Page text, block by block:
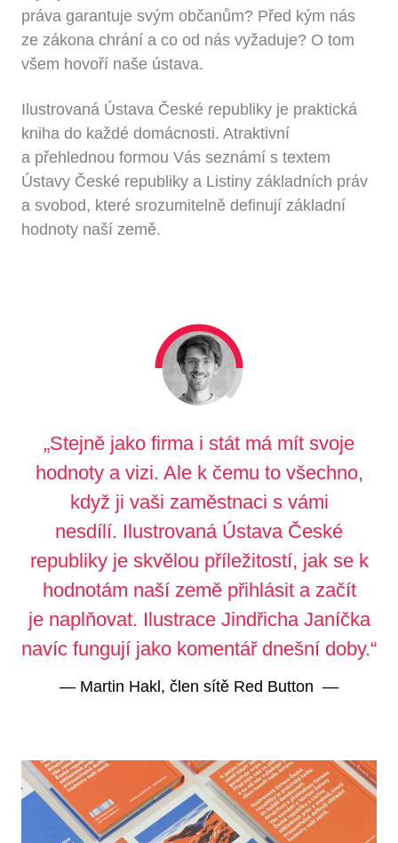
práva garantuje svým občanům? Před kým nás
ze zákona chrání a co od nás vyžaduje? O tom
všem hovoří naše ústava.
Ilustrovaná Ústava České republiky je praktická
kniha do každé domácnosti. Atraktivní
a přehlednou formou Vás seznámí s textem
Ústavy České republiky a Listiny základních práv
a svobod, které srozumitelně definují základní
hodnoty naší země.
„Stejně jako firma i stát má mít svoje
hodnoty a vizi. Ale k čemu to všechno,
když ji vaši zaměstnaci s vámi
nesdílí. Ilustrovaná Ústava České
republiky je skvělou příležitostí, jak se k
hodnotám naší země přihlásit a začít
je naplňovat. Ilustrace Jindřicha Janíčka
navíc fungují jako komentář dnešní doby.“
— Martin Hakl, člen sítě Red Button —